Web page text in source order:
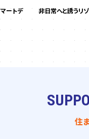
ートデ 非日常へと誘うリ
住